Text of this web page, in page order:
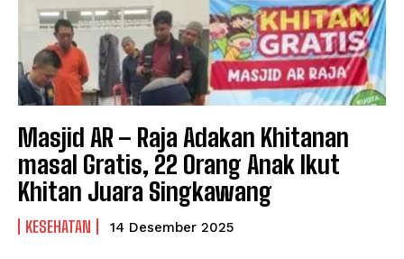
Masjid AR – Raja Adakan Khitanan
masal Gratis, 22 Orang Anak Ikut
Khitan Juara Singkawang
KESEHATAN 14 Desember 2025